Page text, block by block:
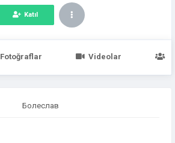
Katıl
Fotoğraflar Videolar
Болеслав